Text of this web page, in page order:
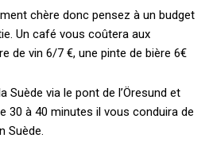
chère donc pensez à un budget
Un café vous coûtera aux
de vin 6/7 €, une pinte de bière 6€
Suède via le pont de l’Öresund et
30 à 40 minutes il vous conduira de
Suède.